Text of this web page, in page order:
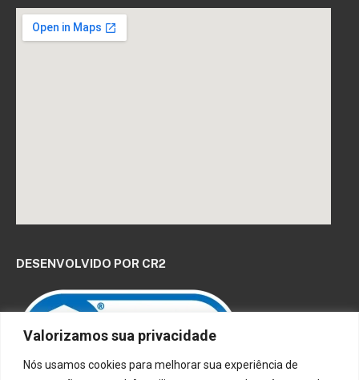
Valorizamos sua privacidade
Nós usamos cookies para melhorar sua experiência de
DESENVOLVIDO POR CR2